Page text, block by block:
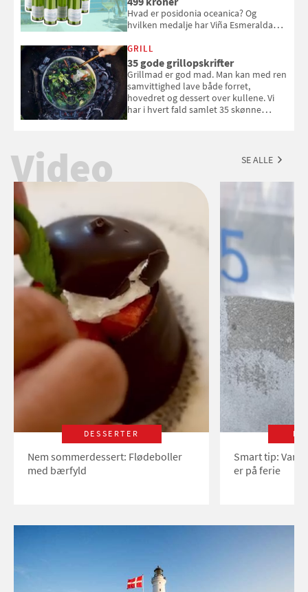
Hvad er posidonia oceanica? Og
hvilken medalje har Viña Esmeralda
med i Samvirkes skønne vinquiz, hvor
du kan vinde 6 flasker vin fra Viña
Esmeralda. Konkurrencen slutter 1.
september 2026.
GRILL
35 gode grillopskrifter
Grillmad er god mad. Man kan med ren
samvittighed lave både forret,
hovedret og dessert over kullene. Vi
har i hvert fald samlet 35 skønne
Video SE ALLE
DESSERTER
Nem sommerdessert: Flødeboller
med bærfyld
Smart tip:
er på ferie